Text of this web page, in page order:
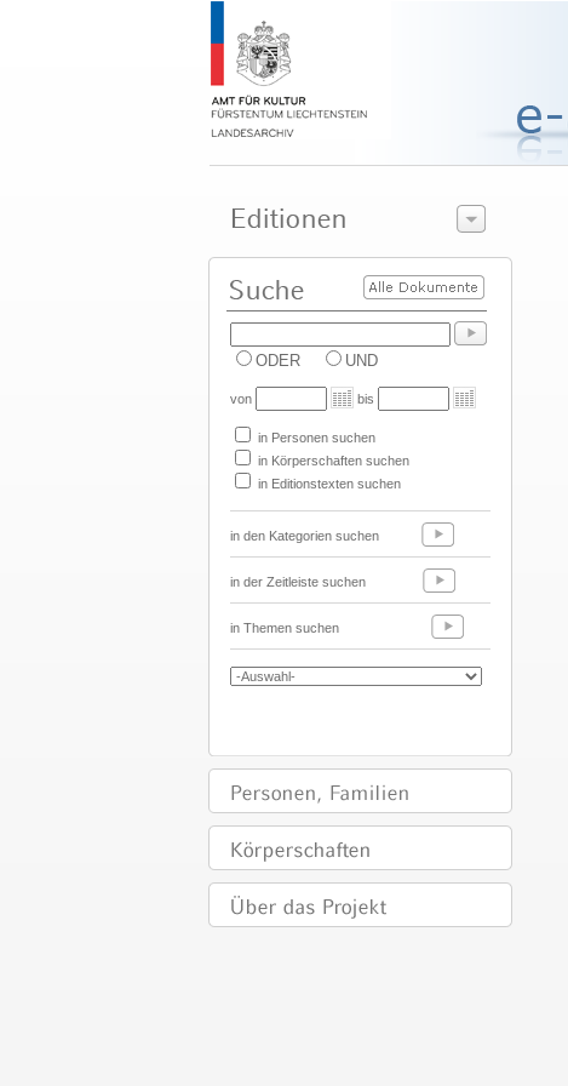
ODER UND
von bis
in Personen suchen
in Körperschaften suchen
in Editionstexten suchen
in den Kategorien suchen
in der Zeitleiste suchen
in Themen suchen